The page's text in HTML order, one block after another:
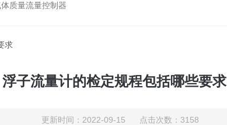
质量流量控制器
求
浮子流量计的检定规程包括哪些要求
更新时间：2022-09-15 点击次数：3158